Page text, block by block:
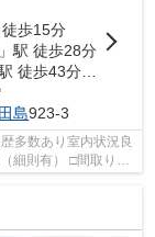
徒歩15分
」駅 徒歩28分
徒歩43分車8分 3.0km
島923-3
多数あり室内状況良